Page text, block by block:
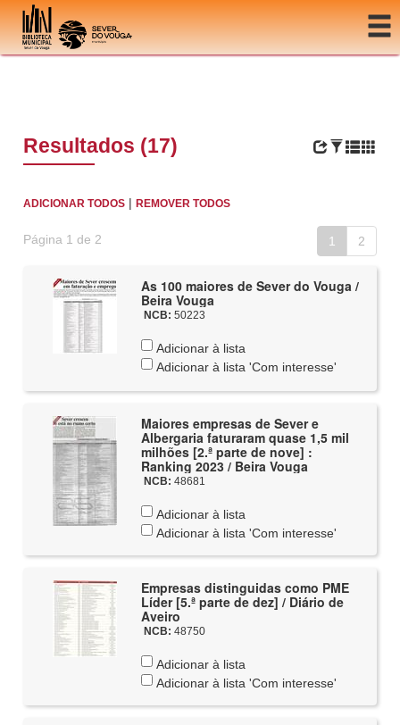
Ir para o conteúdo
Resultados (17)
ADICIONAR TODOS |REMOVER TODOS
Página 1 de 2 1 2
As 100 maiores de Sever do Vouga /
Beira Vouga
NCB: 50223
Adicionar à lista
Adicionar à lista 'Com interesse'
Maiores empresas de Sever e
Albergaria faturaram quase 1,5 mil
milhões [2.ª parte de nove] :
Ranking 2023 / Beira Vouga
NCB: 48681
Adicionar à lista
Adicionar à lista 'Com interesse'
Empresas distinguidas como PME
Líder [5.ª parte de dez] / Diário de
Aveiro
NCB: 48750
Adicionar à lista
Adicionar à lista 'Com interesse'